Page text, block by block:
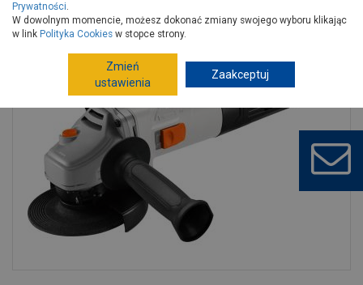
Szlifierka kątowa 750w, 125mm, 11800/min concept, VULCAN
Prywatności.
W dowolnym momencie, możesz dokonać zmiany swojego wyboru klikając
w link Polityka Cookies w stopce strony.
Zmień
ustawienia
Zaakceptuj